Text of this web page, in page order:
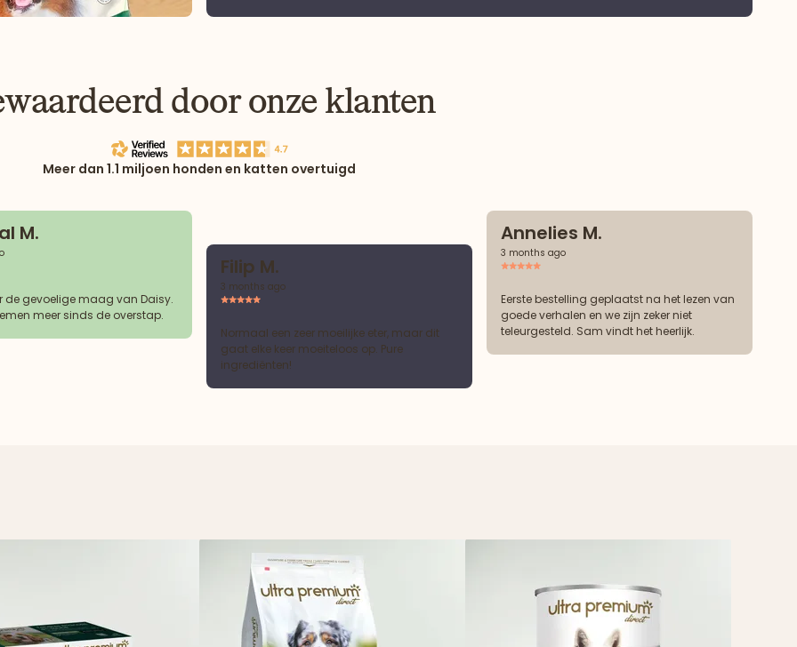
door onze klanten
Meer dan 1.1 miljoen honden en katten overtuigd
M.
de gevoelige maag van Daisy.
meer sinds de overstap.
Filip M.
3 months ago
Normaal een zeer moeilijke eter, maar dit
gaat elke keer moeiteloos op. Pure
ingrediënten!
Annelies M.
3 months ago
Eerste bestelling geplaatst na het lezen van
goede verhalen en we zijn zeker niet
teleurgesteld. Sam vindt het heerlijk.